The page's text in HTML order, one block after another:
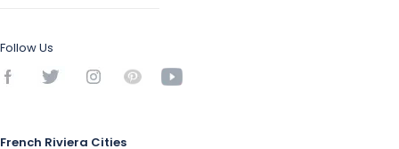
Follow Us
French Riviera Cities